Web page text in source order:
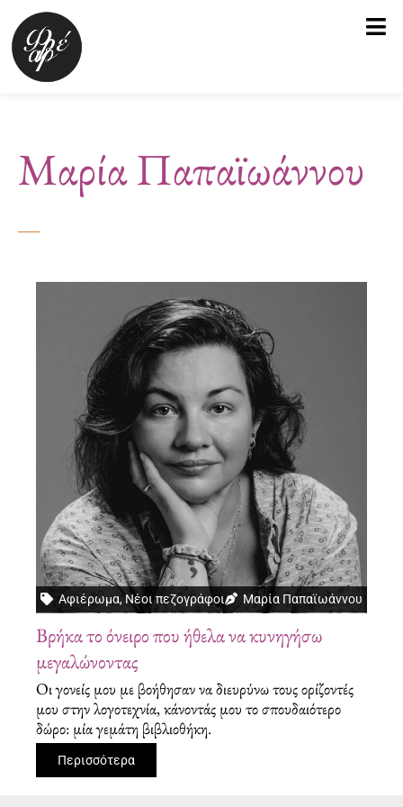
Μετάβαση
στο
περιεχόμενο
Μαρία Παπαϊωάννου
Αφιέρωμα,Νέοι πεζογράφοι Μαρία Παπαϊωάννου
Βρήκα το όνειρο που ήθελα να κυνηγήσω
μεγαλώνοντας
Οι γονείς μου με βοήθησαν να διευρύνω τους ορίζοντές
μου στην λογοτεχνία, κάνοντάς μου το σπουδαιότερο
δώρο: μία γεμάτη βιβλιοθήκη.
Περισσότερα